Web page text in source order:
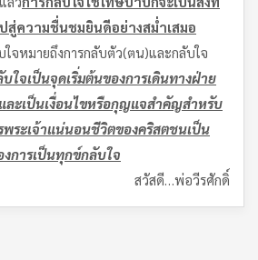
สู่ความชื่นชมยินดีอย่างสม่ำเสมอ
มายถึงการกลับตัว(ตน)และกลับใจ
ใจเป็นจุดเริ่มต้นของการเดินทางฝ่าย
เป็นเงื่อนไขหรือกุญแจสำคัญสำหรับ
พระเจ้าแน่นอนชีวิตของคริสตชนเป็น
การเป็นทุกข์กลับใจ
สวัสดี…พ่อวีรศักดิ์